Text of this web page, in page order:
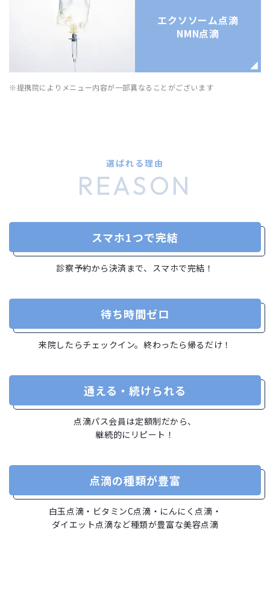
エクソソーム点滴
NMN点滴
※提携院によりメニュー内容が一部異なることがございます
選ばれる理由
REASON
スマホ1つで完結
診察予約から決済まで、スマホで完結！
待ち時間ゼロ
来院したらチェックイン。終わったら帰るだけ！
通える・続けられる
点滴パス会員は定額制だから、
継続的にリピート！
点滴の種類が豊富
白玉点滴・ビタミンC点滴・にんにく点滴・
ダイエット点滴など種類が豊富な美容点滴